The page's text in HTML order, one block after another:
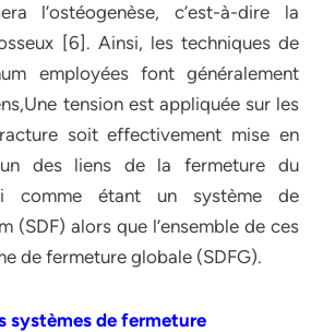
l’ostéogenèse, c’est-à-dire la
[6]. Ainsi, les techniques de
employées font généralement
tension est appliquée sur les
soit effectivement mise en
des liens de la fermeture du
comme étant un système de
(SDF) alors que l’ensemble de ces
de fermeture globale (SDFG).
systèmes de fermeture